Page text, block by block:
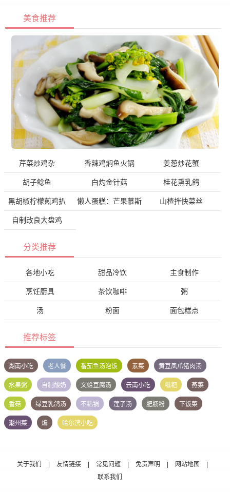
美食推荐
芹菜炒鸡杂 香辣鸡焖鱼火锅 姜葱炒花蟹
胡子鲶鱼 白灼金针菇 桂花熏乳鸽
黑胡椒柠檬煎鸡扒 懒人蛋糕：芒果慕斯 山楂拌快菜丝
自制改良大盘鸡
分类推荐
各地小吃 甜品冷饮 主食制作
烹饪厨具 茶饮咖啡 粥
汤 粉面 面包糕点
推荐标签
湖南小吃 老人餐 番茄鱼汤泡饭 素菜 黄豆凤爪猪肉汤
水果粥 自制酸奶 文蛤豆腐汤 云南小吃 糍粑 蒸菜
香菇 绿豆乳鸽汤 不粘锅 莲子汤 肥肠粉 下饭菜
潮州菜 煸 哈尔滨小吃
关于我们 友情链接 常见问题 免责声明 网站地图
联系我们